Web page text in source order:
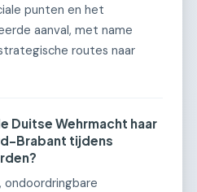
punten en het
aanval, met name
routes naar
Duitse Wehrmacht haar
Brabant tijdens
ondoordringbare